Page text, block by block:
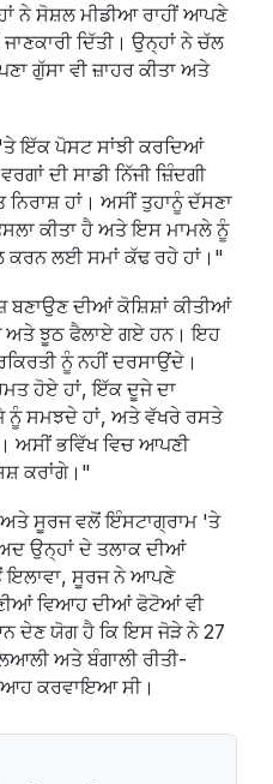
ਨੇ ਸੋਸ਼ਲ ਮੀਡੀਆ ਰਾਹੀਂ ਆਪਣੇ
ਦਿੱਤੀ। ਉਨ੍ਹਾਂ ਨੇ ਚੱਲ
ਗੁੱਸਾ ਵੀ ਜ਼ਾਹਰ ਕੀਤਾ ਅਤੇ
ਇੱਕ ਪੋਸਟ ਸਾਂਝੀ ਕਰਦਿਆਂ
ਦੀ ਸਾਡੀ ਨਿੱਜੀ ਜ਼ਿੰਦਗੀ
ਹਾਂ। ਅਸੀਂ ਤੁਹਾਨੂੰ ਦੱਸਣਾ
ਕੀਤਾ ਹੈ ਅਤੇ ਇਸ ਮਾਮਲੇ ਨੂੰ
ਕਰਨ ਲਈ ਸਮਾਂ ਕੱਢ ਰਹੇ ਹਾਂ।"
ਬਣਾਉਣ ਦੀਆਂ ਕੋਸ਼ਿਸ਼ਾਂ ਕੀਤੀਆਂ
ਝੂਠ ਫੈਲਾਏ ਗਏ ਹਨ। ਇਹ
ਨੂੰ ਨਹੀਂ ਦਰਸਾਉਂਦੇ।
ਹੋਏ ਹਾਂ, ਇੱਕ ਦੂਜੇ ਦਾ
ਨੂੰ ਸਮਝਦੇ ਹਾਂ, ਅਤੇ ਵੱਖਰੇ ਰਸਤੇ
ਅਸੀਂ ਭਵਿੱਖ ਵਿਚ ਆਪਣੀ
ਕਰਾਂਗੇ।"
ਸੂਰਜ ਵਲੋਂ ਇੰਸਟਾਗ੍ਰਾਮ 'ਤੇ
ਉਨ੍ਹਾਂ ਦੇ ਤਲਾਕ ਦੀਆਂ
ਇਲਾਵਾ, ਸੂਰਜ ਨੇ ਆਪਣੇ
ਵਿਆਹ ਦੀਆਂ ਫੋਟੋਆਂ ਵੀ
ਦੇਣ ਯੋਗ ਹੈ ਕਿ ਇਸ ਜੋੜੇ ਨੇ 27
ਅਤੇ ਬੰਗਾਲੀ ਰੀਤੀ-
ਕਰਵਾਇਆ ਸੀ।